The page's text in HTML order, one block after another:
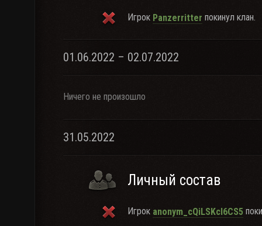
Игрок Panzerritter покинул клан.
01.06.2022 – 02.07.2022
Ничего не произошло
31.05.2022
Личный состав
Игрок anonym_cQiLSKcl6CS5